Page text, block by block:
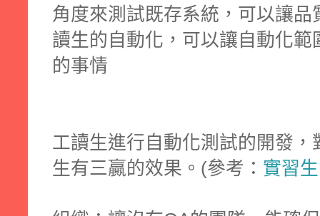
角度來測試既存系統，可以讓
讀生的自動化，可以讓自動化
的事情
工讀生進行自動化測試的開發
生有三贏的效果。(參考： 實習